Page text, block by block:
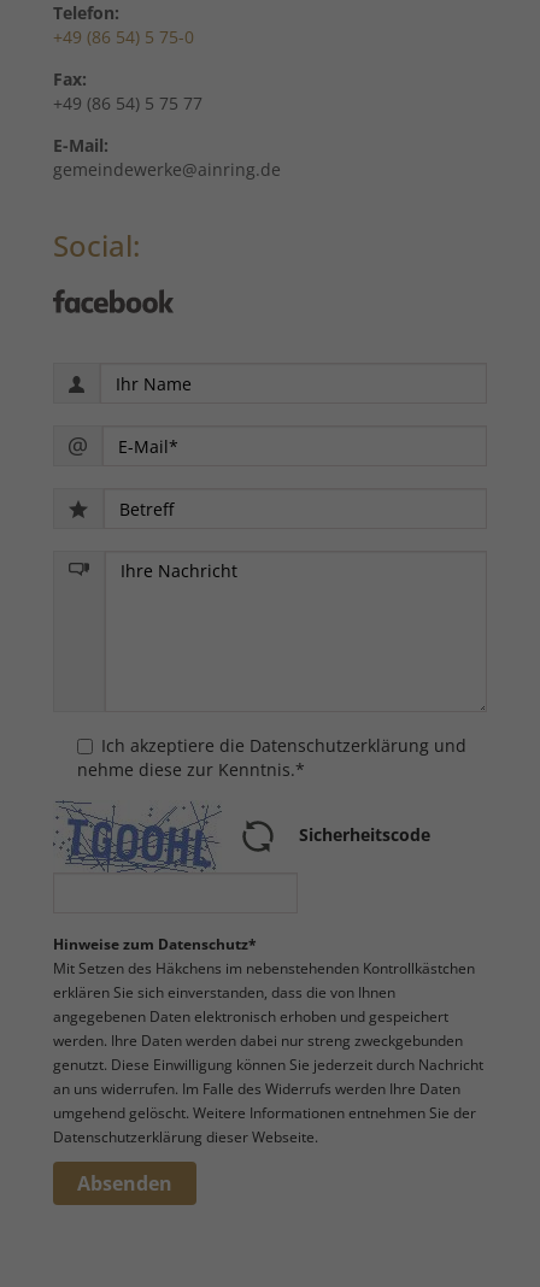
Telefon:
+49 (86 54) 5 75-0
Fax:
+49 (86 54) 5 75 77
E-Mail:
gemeindewerke@ainring.de
Social:
Ich akzeptiere die Datenschutzerklärung und
nehme diese zur Kenntnis.*
Sicherheitscode
Hinweise zum Datenschutz*
Mit Setzen des Häkchens im nebenstehenden Kontrollkästchen
erklären Sie sich einverstanden, dass die von Ihnen
angegebenen Daten elektronisch erhoben und gespeichert
werden. Ihre Daten werden dabei nur streng zweckgebunden
genutzt. Diese Einwilligung können Sie jederzeit durch Nachricht
an uns widerrufen. Im Falle des Widerrufs werden Ihre Daten
umgehend gelöscht. Weitere Informationen entnehmen Sie der
Datenschutzerklärung dieser Webseite.
Absenden